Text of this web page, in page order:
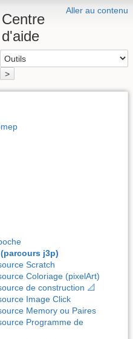
Aller au contenu
Centre
d'aide
>
j3p)
Scratch
Coloriage (pixelArt)
de construction 📐
Image Click
Memory ou Paires
Programme de